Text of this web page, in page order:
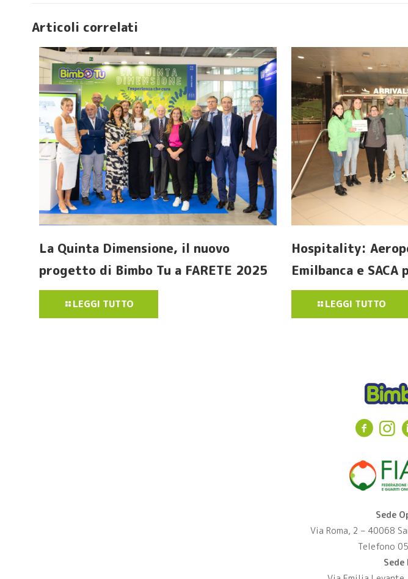
Articoli correlati
La Quinta Dimensione, il nuovo
progetto di Bimbo Tu a FARETE 2025
LEGGI TUTTO
Hospitality:
Emilbanca e SACA
LEGGI TUTTO
Sede
Via Roma, 2 – 40068
Telefono
Sede